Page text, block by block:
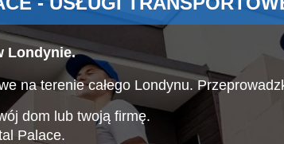
Londynie.
na terenie całego Londynu.
dom lub twoją firmę.
Palace.